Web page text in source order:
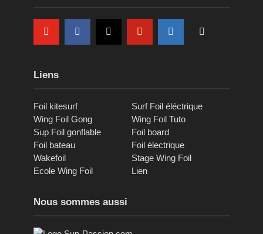
Liens
Foil kitesurf
Surf Foil éléctrique
Wing Foil Gong
Wing Foil Tuto
Sup Foil gonflable
Foil board
Foil bateau
Foil électrique
Wakefoil
Stage Wing Foil
Ecole Wing Foil
Lien
Nous sommes aussi